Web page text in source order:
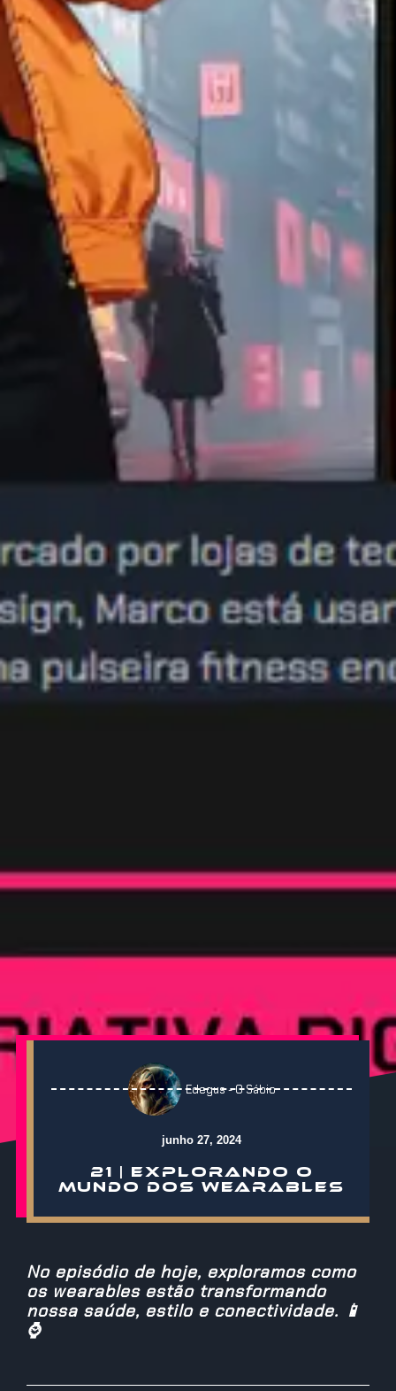
Edegus - O Sábio
junho 27, 2024
21 | EXPLORANDO O
MUNDO DOS WEARABLES
No episódio de hoje, exploramos como
os wearables estão transformando
nossa saúde, estilo e conectividade. 📱
⌚